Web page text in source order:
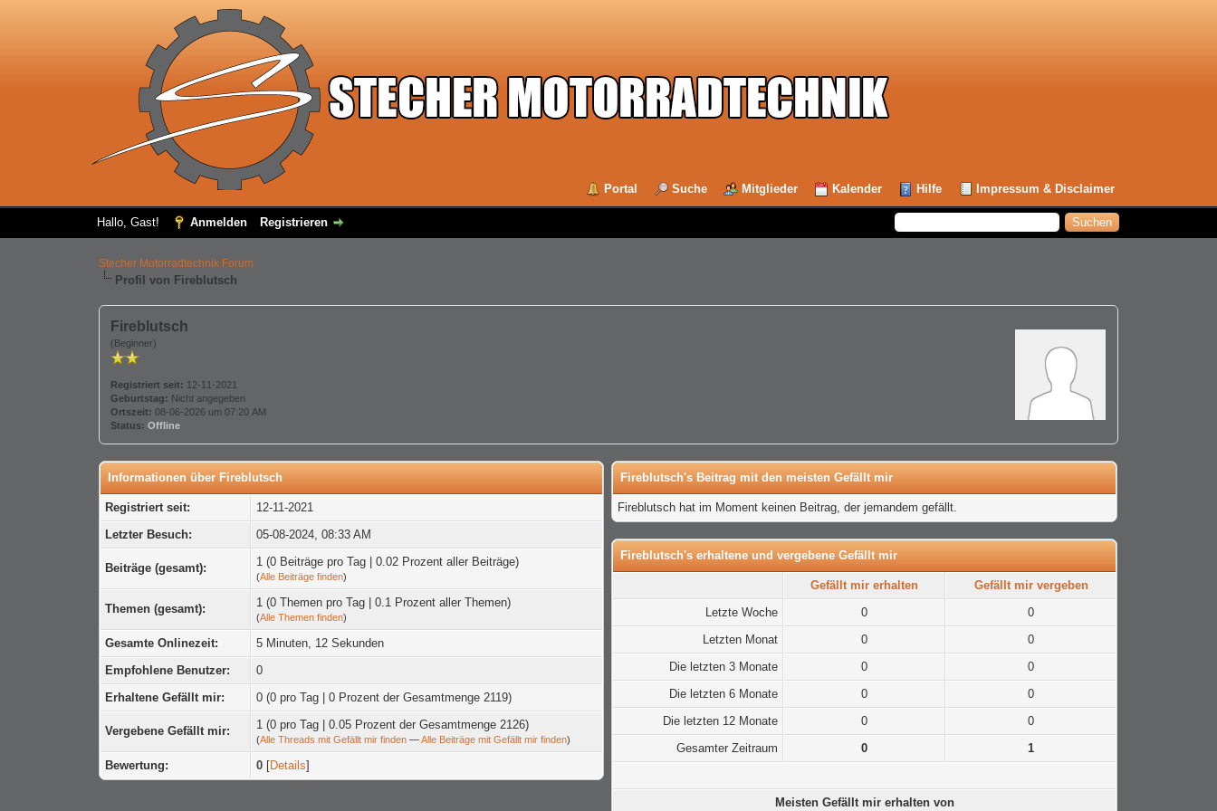
Portal Suche Mitglieder Kalender Hilfe Impressum & Disclaimer
Hallo, Gast! Anmelden Registrieren
Stecher Motorradtechnik Forum
Profil von Fireblutsch
Fireblutsch
(Beginner)
Registriert seit: 12-11-2021
Geburtstag: Nicht angegeben
Ortszeit: 08-06-2026 um 07:20 AM
Status: Offline
Informationen über Fireblutsch
Registriert seit:
12-11-2021
Letzter Besuch:
05-08-2024, 08:33 AM
Beiträge (gesamt): 1 (0 Beiträge pro Tag | 0.02 Prozent aller Beiträge)
(Alle Beiträge finden)
Themen (gesamt): 1 (0 Themen pro Tag | 0.1 Prozent aller Themen)
(Alle Themen finden)
Gesamte Onlinezeit:
5 Minuten, 12 Sekunden
Empfohlene Benutzer:
0
Erhaltene Gefällt mir:
0 (0 pro Tag | 0 Prozent der Gesamtmenge 2119)
Vergebene Gefällt mir: 1 (0 pro Tag | 0.05 Prozent der Gesamtmenge 2126)
(Alle Threads mit Gefällt mir finden —Alle Beiträge mit Gefällt mir finden)
Bewertung: 0 [Details]
Fireblutsch's Beitrag mit den meisten Gefällt mir
Fireblutsch hat im Moment keinen Beitrag, der jemandem gefällt.
Fireblutsch's erhaltene und vergebene Gefällt mir
Gefällt mir erhalten
Gefällt mir vergeben
Letzte Woche
0
0
Letzten Monat
0
0
Die letzten 3 Monate
0
0
Die letzten 6 Monate
0
0
Die letzten 12 Monate
0
0
Gesamter Zeitraum
0 1
Meisten Gefällt mir erhalten von